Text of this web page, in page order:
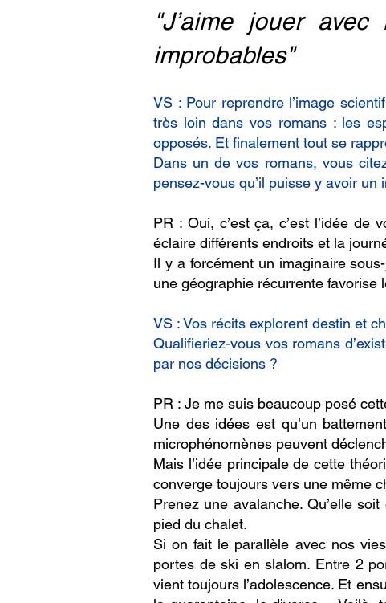
"J’aime jouer
improbables"
VS : Pour reprendre l’image
très loin dans vos romans : les
opposés. Et finalement tout se
Dans un de vos romans, vous
pensez-vous qu’il puisse y avoir
PR : Oui, c’est ça, c’est l’idée
éclaire différents endroits et la
Il y a forcément un imaginaire
une géographie récurrente
VS : Vos récits explorent destin et
Qualifieriez-vous vos romans
par nos décisions ?
PR : Je me suis beaucoup posé
Une des idées est qu’un
microphénomènes peuvent
Mais l’idée principale de cette
converge toujours vers une même
Prenez une avalanche. Qu’elle
pied du chalet.
Si on fait le parallèle avec nos
portes de ski en slalom. Entre 2
vient toujours l’adolescence. Et